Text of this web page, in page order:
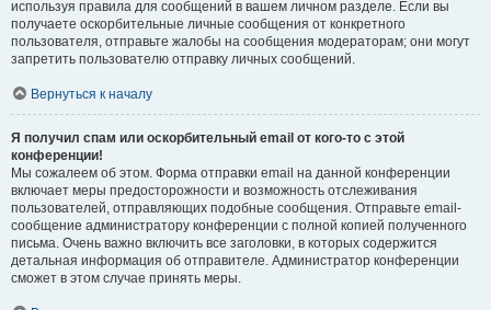
используя правила для сообщений в вашем личном разделе. Если вы
получаете оскорбительные личные сообщения от конкретного
пользователя, отправьте жалобы на сообщения модераторам; они могут
запретить пользователю отправку личных сообщений.
Вернуться к началу
Я получил спам или оскорбительный email от кого-то с этой
конференции!
Мы сожалеем об этом. Форма отправки email на данной конференции
включает меры предосторожности и возможность отслеживания
пользователей, отправляющих подобные сообщения. Отправьте email-
сообщение администратору конференции с полной копией полученного
письма. Очень важно включить все заголовки, в которых содержится
детальная информация об отправителе. Администратор конференции
сможет в этом случае принять меры.